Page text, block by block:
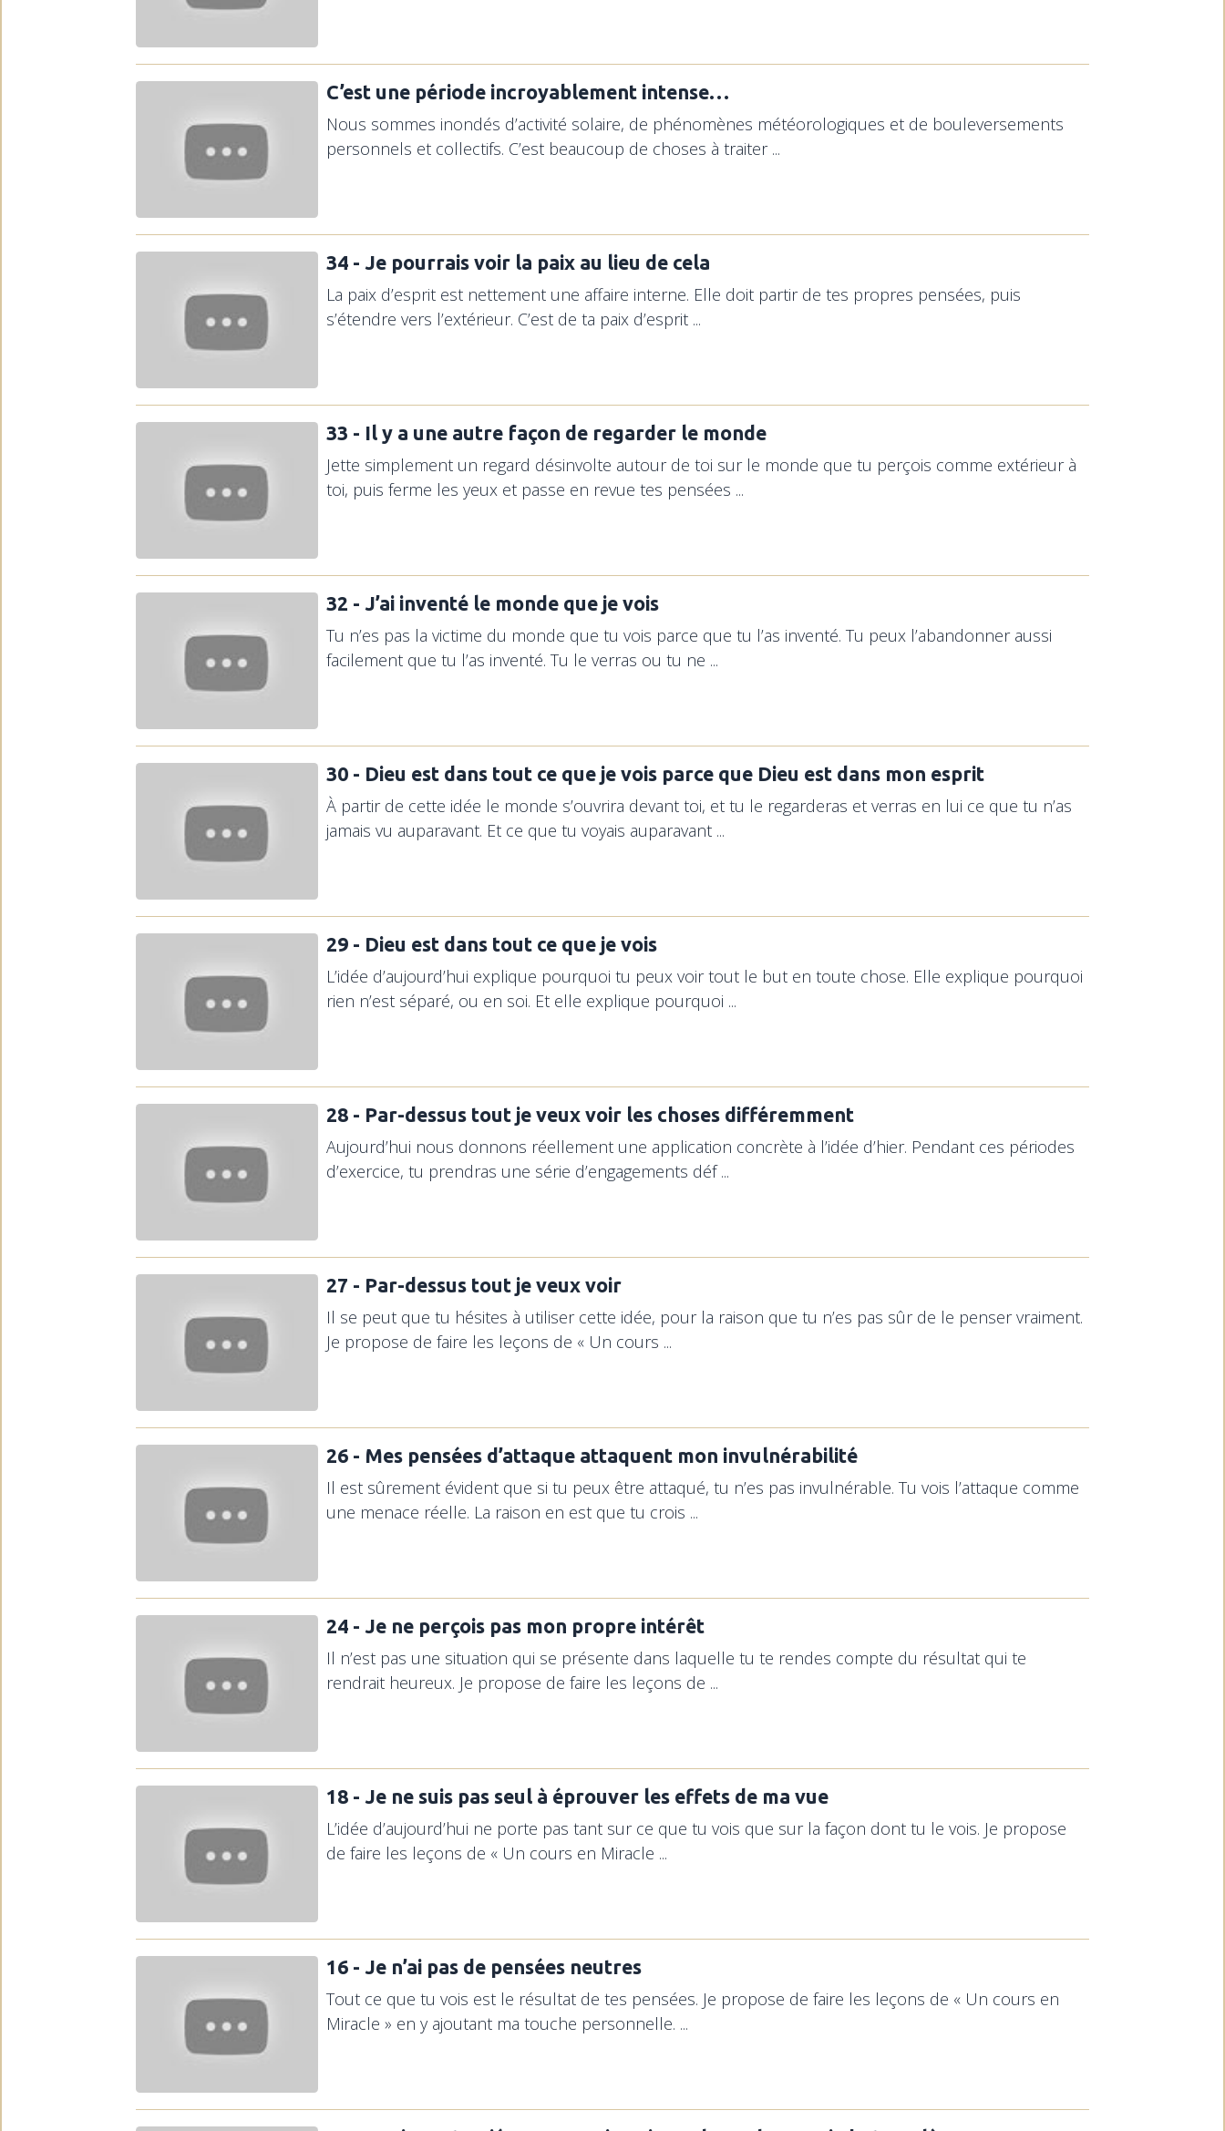
C’est une période incroyablement intense…
Nous sommes inondés d’activité solaire, de phénomènes météorologiques et de bouleversements
personnels et collectifs. C’est beaucoup de choses à traiter ...
34 - Je pourrais voir la paix au lieu de cela
La paix d’esprit est nettement une affaire interne. Elle doit partir de tes propres pensées, puis
s’étendre vers l’extérieur. C’est de ta paix d’esprit ...
33 - Il y a une autre façon de regarder le monde
Jette simplement un regard désinvolte autour de toi sur le monde que tu perçois comme extérieur à
toi, puis ferme les yeux et passe en revue tes pensées ...
32 - J’ai inventé le monde que je vois
Tu n’es pas la victime du monde que tu vois parce que tu l’as inventé. Tu peux l’abandonner aussi
facilement que tu l’as inventé. Tu le verras ou tu ne ...
30 - Dieu est dans tout ce que je vois parce que Dieu est dans mon esprit
À partir de cette idée le monde s’ouvrira devant toi, et tu le regarderas et verras en lui ce que tu n’as
jamais vu auparavant. Et ce que tu voyais auparavant ...
29 - Dieu est dans tout ce que je vois
L’idée d’aujourd’hui explique pourquoi tu peux voir tout le but en toute chose. Elle explique pourquoi
rien n’est séparé, ou en soi. Et elle explique pourquoi ...
28 - Par-dessus tout je veux voir les choses différemment
Aujourd’hui nous donnons réellement une application concrète à l’idée d’hier. Pendant ces périodes
d’exercice, tu prendras une série d’engagements déf ...
27 - Par-dessus tout je veux voir
Il se peut que tu hésites à utiliser cette idée, pour la raison que tu n’es pas sûr de le penser vraiment.
Je propose de faire les leçons de « Un cours ...
26 - Mes pensées d’attaque attaquent mon invulnérabilité
Il est sûrement évident que si tu peux être attaqué, tu n’es pas invulnérable. Tu vois l’attaque comme
une menace réelle. La raison en est que tu crois ...
24 - Je ne perçois pas mon propre intérêt
Il n’est pas une situation qui se présente dans laquelle tu te rendes compte du résultat qui te
rendrait heureux. Je propose de faire les leçons de ...
18 - Je ne suis pas seul à éprouver les effets de ma vue
L’idée d’aujourd’hui ne porte pas tant sur ce que tu vois que sur la façon dont tu le vois. Je propose
de faire les leçons de « Un cours en Miracle ...
16 - Je n’ai pas de pensées neutres
Tout ce que tu vois est le résultat de tes pensées. Je propose de faire les leçons de « Un cours en
Miracle » en y ajoutant ma touche personnelle. ...